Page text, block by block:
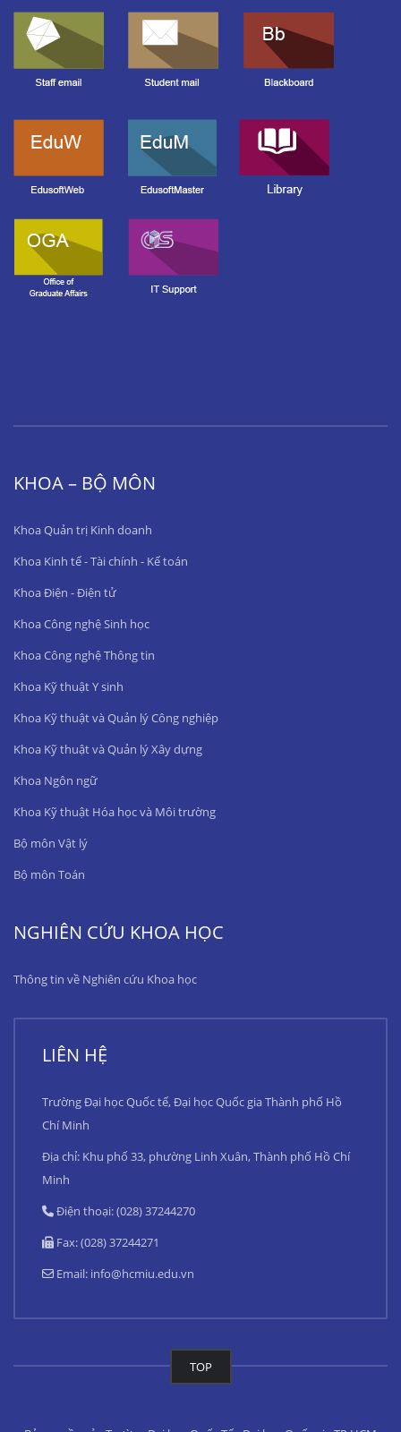
KHOA – BỘ MÔN
Khoa Quản trị Kinh doanh
Khoa Kinh tế - Tài chính - Kế toán
Khoa Điện - Điện tử
Khoa Công nghệ Sinh học
Khoa Công nghệ Thông tin
Khoa Kỹ thuật Y sinh
Khoa Kỹ thuật và Quản lý Công nghiệp
Khoa Kỹ thuật và Quản lý Xây dựng
Khoa Ngôn ngữ
Khoa Kỹ thuật Hóa học và Môi trường
Bộ môn Vật lý
Bộ môn Toán
NGHIÊN CỨU KHOA HỌC
Thông tin về Nghiên cứu Khoa học
LIÊN HỆ
Trường Đại học Quốc tế, Đại học Quốc gia Thành phố Hồ
Chí Minh
Địa chỉ: Khu phố 33, phường Linh Xuân, Thành phố Hồ Chí
Minh
Điện thoại: (028) 37244270
Fax: (028) 37244271
Email: info@hcmiu.edu.vn
TOP